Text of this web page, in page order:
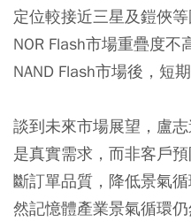
定位較接近三星及鎧俠
NOR Flash市場重疊度
NAND Flash市場後，短
談到未來市場展望，盧
是真實需求，而非客戶
斷訂單品質，降低景氣
然記憶體產業景氣循環